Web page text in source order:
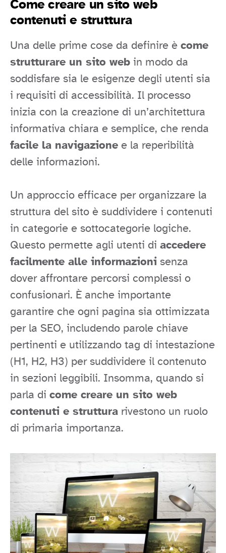
Come creare un sito web
contenuti e struttura
Una delle prime cose da definire è come
strutturare un sito web in modo da
soddisfare sia le esigenze degli utenti sia
i requisiti di accessibilità. Il processo
inizia con la creazione di un’architettura
informativa chiara e semplice, che renda
facile la navigazione e la reperibilità
delle informazioni.
Un approccio efficace per organizzare la
struttura del sito è suddividere i contenuti
in categorie e sottocategorie logiche.
Questo permette agli utenti di accedere
facilmente alle informazioni senza
dover affrontare percorsi complessi o
confusionari. È anche importante
garantire che ogni pagina sia ottimizzata
per la SEO, includendo parole chiave
pertinenti e utilizzando tag di intestazione
(H1, H2, H3) per suddividere il contenuto
in sezioni leggibili. Insomma, quando si
parla di come creare un sito web
contenuti e struttura rivestono un ruolo
di primaria importanza.